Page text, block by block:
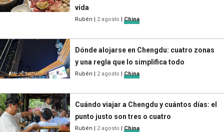
vida
Rubén | 2 agosto | China
Dónde alojarse en Chengdu: cuatro zonas
y una regla que lo simplifica todo
Rubén | 2 agosto | China
Cuándo viajar a Chengdu y cuántos días: el
punto justo son tres o cuatro
Rubén | 2 agosto | China